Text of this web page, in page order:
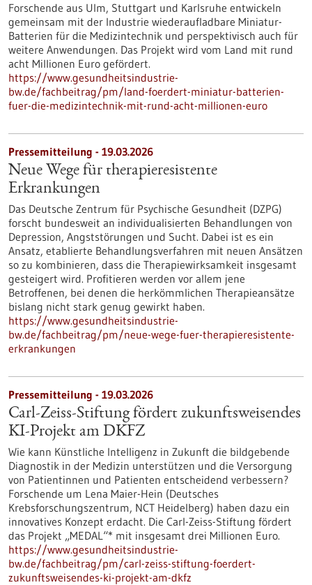
Forschende aus Ulm, Stuttgart und Karlsruhe entwickeln
gemeinsam mit der Industrie wiederaufladbare Miniatur-
Batterien für die Medizintechnik und perspektivisch auch für
weitere Anwendungen. Das Projekt wird vom Land mit rund
acht Millionen Euro gefördert.
https://www.gesundheitsindustrie-
bw.de/fachbeitrag/pm/land-foerdert-miniatur-batterien-
fuer-die-medizintechnik-mit-rund-acht-millionen-euro
Pressemitteilung - 19.03.2026
Neue Wege für therapieresistente
Erkrankungen
Das Deutsche Zentrum für Psychische Gesundheit (DZPG)
forscht bundesweit an individualisierten Behandlungen von
Depression, Angststörungen und Sucht. Dabei ist es ein
Ansatz, etablierte Behandlungsverfahren mit neuen Ansätzen
so zu kombinieren, dass die Therapiewirksamkeit insgesamt
gesteigert wird. Profitieren werden vor allem jene
Betroffenen, bei denen die herkömmlichen Therapieansätze
bislang nicht stark genug gewirkt haben.
https://www.gesundheitsindustrie-
bw.de/fachbeitrag/pm/neue-wege-fuer-therapieresistente-
erkrankungen
Pressemitteilung - 19.03.2026
Carl-Zeiss-Stiftung fördert zukunftsweisendes
KI-Projekt am DKFZ
Wie kann Künstliche Intelligenz in Zukunft die bildgebende
Diagnostik in der Medizin unterstützen und die Versorgung
von Patientinnen und Patienten entscheidend verbessern?
Forschende um Lena Maier-Hein (Deutsches
Krebsforschungszentrum, NCT Heidelberg) haben dazu ein
innovatives Konzept erdacht. Die Carl-Zeiss-Stiftung fördert
das Projekt „MEDAL“* mit insgesamt drei Millionen Euro.
https://www.gesundheitsindustrie-
bw.de/fachbeitrag/pm/carl-zeiss-stiftung-foerdert-
zukunftsweisendes-ki-projekt-am-dkfz